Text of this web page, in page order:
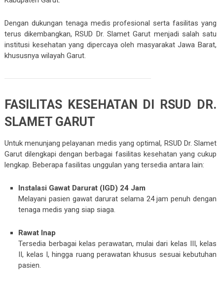
Dengan dukungan tenaga medis profesional serta fasilitas yang
terus dikembangkan, RSUD Dr. Slamet Garut menjadi salah satu
institusi kesehatan yang dipercaya oleh masyarakat Jawa Barat,
khususnya wilayah Garut.
FASILITAS KESEHATAN DI RSUD DR.
SLAMET GARUT
Untuk menunjang pelayanan medis yang optimal, RSUD Dr. Slamet
Garut dilengkapi dengan berbagai fasilitas kesehatan yang cukup
lengkap. Beberapa fasilitas unggulan yang tersedia antara lain:
Instalasi Gawat Darurat (IGD) 24 Jam
Melayani pasien gawat darurat selama 24 jam penuh dengan
tenaga medis yang siap siaga.
Rawat Inap
Tersedia berbagai kelas perawatan, mulai dari kelas III, kelas
II, kelas I, hingga ruang perawatan khusus sesuai kebutuhan
pasien.